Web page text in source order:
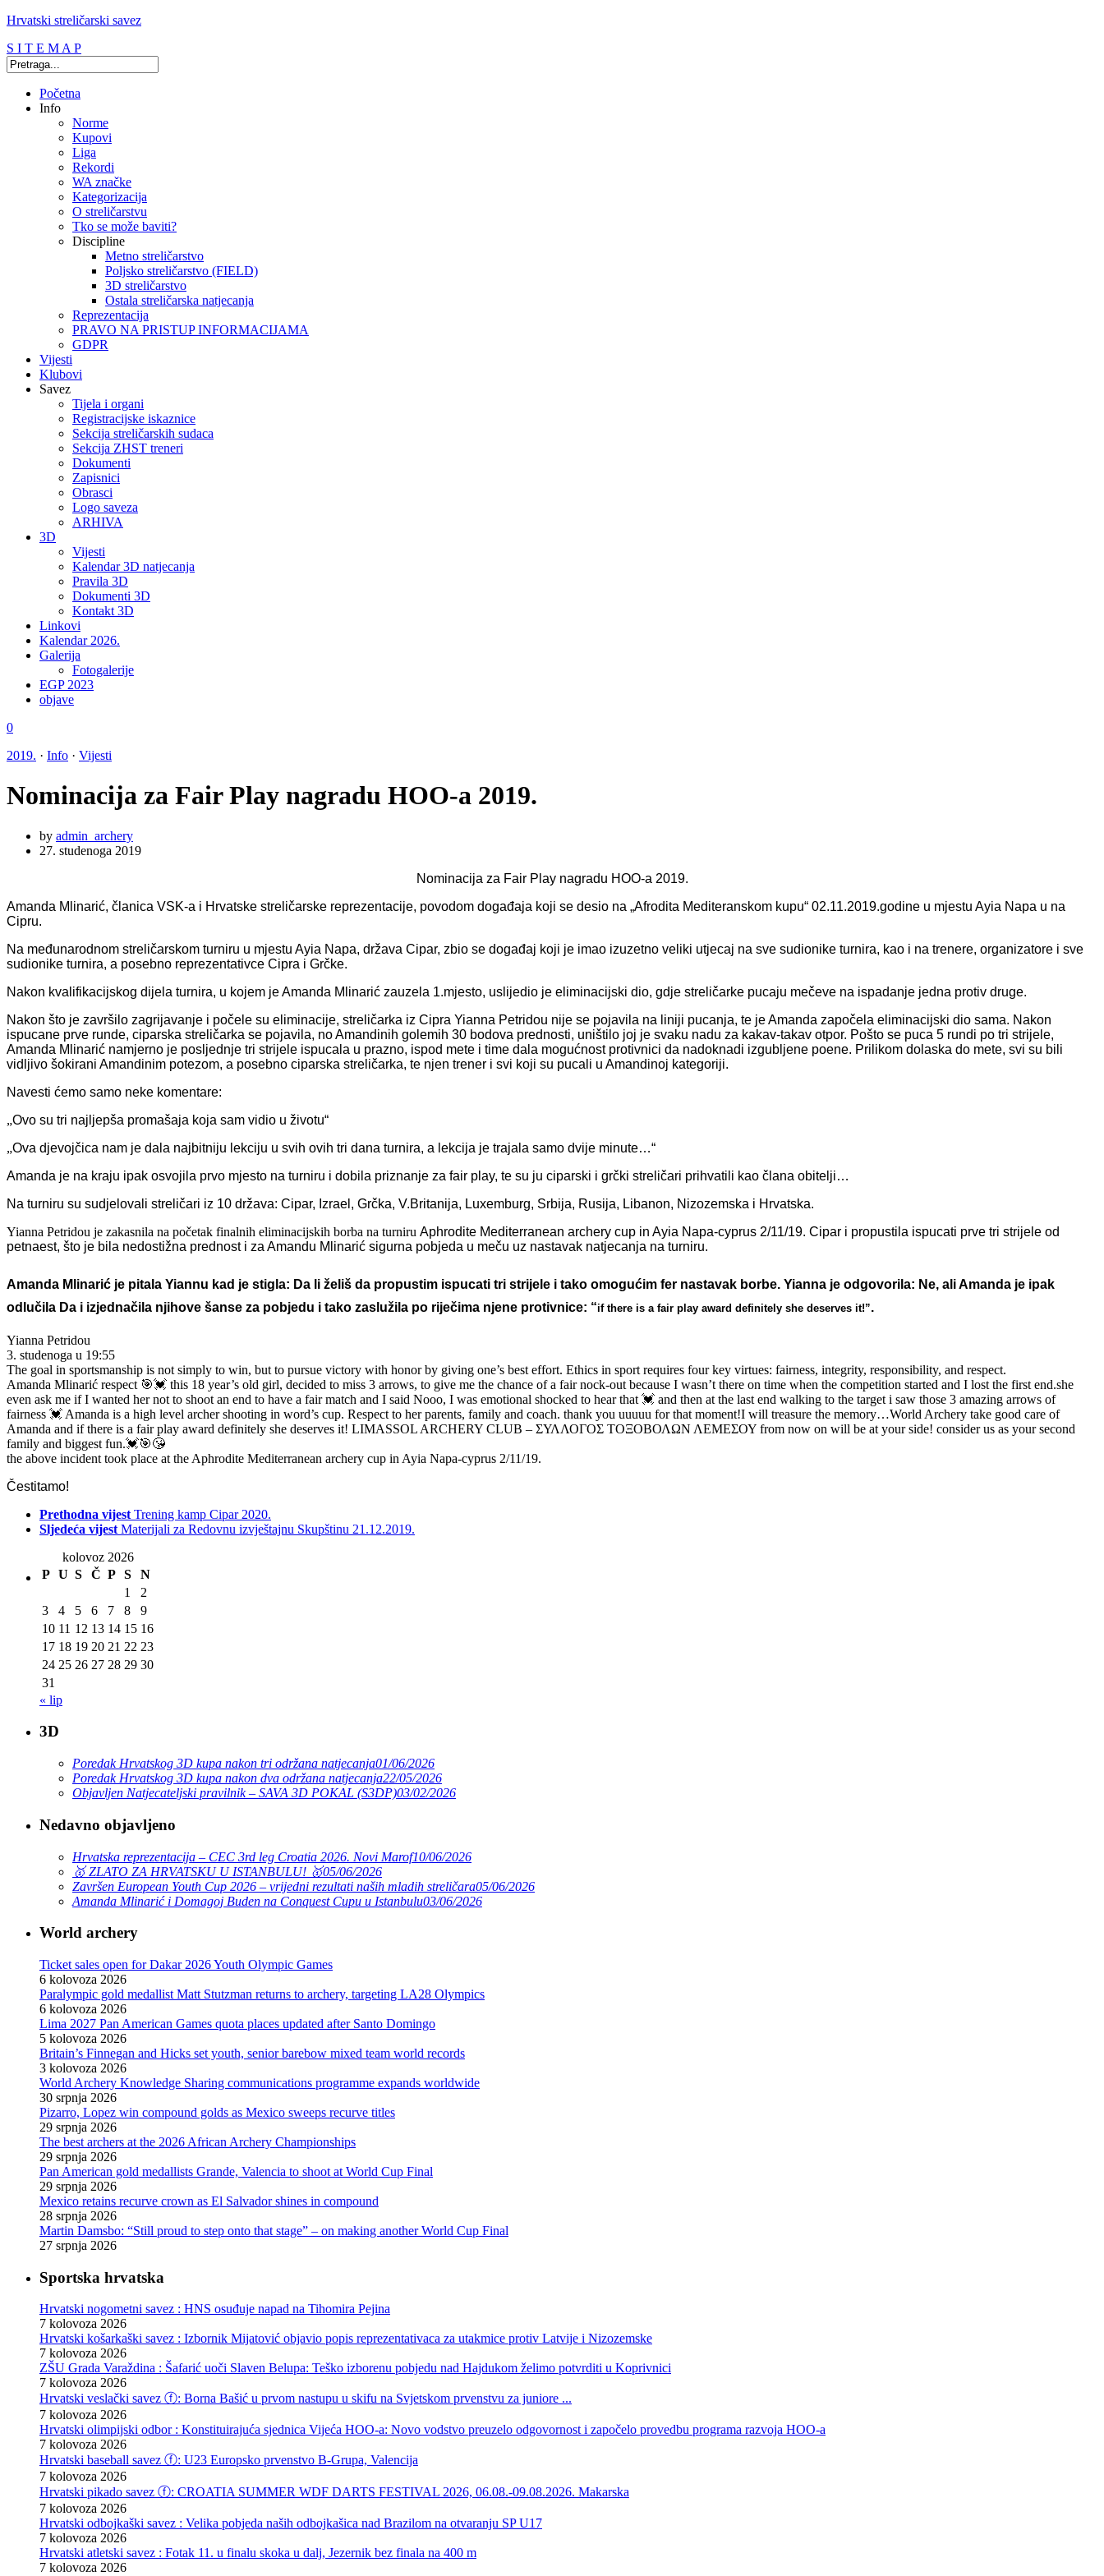
Hrvatski streličarski savez
S I T E M A P
Početna
Info
Norme
Kupovi
Liga
Rekordi
WA značke
Kategorizacija
O streličarstvu
Tko se može baviti?
Discipline
Metno streličarstvo
Poljsko streličarstvo (FIELD)
3D streličarstvo
Ostala streličarska natjecanja
Reprezentacija
PRAVO NA PRISTUP INFORMACIJAMA
GDPR
Vijesti
Klubovi
Savez
Tijela i organi
Registracijske iskaznice
Sekcija streličarskih sudaca
Sekcija ZHST treneri
Dokumenti
Zapisnici
Obrasci
Logo saveza
ARHIVA
3D
Vijesti
Kalendar 3D natjecanja
Pravila 3D
Dokumenti 3D
Kontakt 3D
Linkovi
Kalendar 2026.
Galerija
Fotogalerije
EGP 2023
objave
0
2019. · Info · Vijesti
Nominacija za Fair Play nagradu HOO-a 2019.
by admin_archery
27. studenoga 2019
Nominacija za Fair Play nagradu HOO-a 2019.
Amanda Mlinarić, članica VSK-a i Hrvatske streličarske reprezentacije, povodom događaja koji se desio na „Afrodita Mediteranskom kupu“ 02.11.2019.godine u mjestu Ayia Napa u na
Cipru.
Na međunarodnom streličarskom turniru u mjestu Ayia Napa, država Cipar, zbio se događaj koji je imao izuzetno veliki utjecaj na sve sudionike turnira, kao i na trenere, organizatore i sve
sudionike turnira, a posebno reprezentativce Cipra i Grčke.
Nakon kvalifikacijskog dijela turnira, u kojem je Amanda Mlinarić zauzela 1.mjesto, uslijedio je eliminacijski dio, gdje streličarke pucaju mečeve na ispadanje jedna protiv druge.
Nakon što je završilo zagrijavanje i počele su eliminacije, streličarka iz Cipra Yianna Petridou nije se pojavila na liniji pucanja, te je Amanda započela eliminacijski dio sama. Nakon
ispucane prve runde, ciparska streličarka se pojavila, no Amandinih golemih 30 bodova prednosti, uništilo joj je svaku nadu za kakav-takav otpor. Pošto se puca 5 rundi po tri strijele,
Amanda Mlinarić namjerno je posljednje tri strijele ispucala u prazno, ispod mete i time dala mogućnost protivnici da nadoknadi izgubljene poene. Prilikom dolaska do mete, svi su bili
vidljivo šokirani Amandinim potezom, a posebno ciparska streličarka, te njen trener i svi koji su pucali u Amandinoj kategoriji.
Navesti ćemo samo neke komentare:
„Ovo su tri najljepša promašaja koja sam vidio u životu“
„Ova djevojčica nam je dala najbitniju lekciju u svih ovih tri dana turnira, a lekcija je trajala samo dvije minute…“
Amanda je na kraju ipak osvojila prvo mjesto na turniru i dobila priznanje za fair play, te su ju ciparski i grčki streličari prihvatili kao člana obitelji…
Na turniru su sudjelovali streličari iz 10 država: Cipar, Izrael, Grčka, V.Britanija, Luxemburg, Srbija, Rusija, Libanon, Nizozemska i Hrvatska.
Yianna Petridou je zakasnila na početak finalnih eliminacijskih borba na turniru Aphrodite Mediterranean archery cup in Ayia Napa-cyprus 2/11/19. Cipar i propustila ispucati prve tri strijele od
petnaest, što je bila nedostižna prednost i za Amandu Mlinarić sigurna pobjeda u meču uz nastavak natjecanja na turniru.
Amanda Mlinarić je pitala Yiannu kad je stigla: Da li želiš da propustim ispucati tri strijele i tako omogućim fer nastavak borbe. Yianna je odgovorila: Ne, ali Amanda je ipak
odlučila Da i izjednačila njihove šanse za pobjedu i tako zaslužila po riječima njene protivnice: “if there is a fair play award definitely she deserves it!”.
Yianna Petridou
3. studenoga u 19:55
The goal in sportsmanship is not simply to win, but to pursue victory with honor by giving one’s best effort. Ethics in sport requires four key virtues: fairness, integrity, responsibility, and respect.
Amanda Mlinarić respect 🎯💓 this 18 year’s old girl, decided to miss 3 arrows, to give me the chance of a fair nock-out because I wasn’t there on time when the competition started and I lost the first end.she
even ask me if I wanted her not to shoot an end to have a fair match and I said Nooo, I was emotional shocked to hear that 💓 and then at the last end walking to the target i saw those 3 amazing arrows of
fairness 💓 Amanda is a high level archer shooting in word’s cup. Respect to her parents, family and coach. thank you uuuuu for that moment!I will treasure the memory…World Archery take good care of
Amanda and if there is a fair play award definitely she deserves it! LIMASSOL ARCHERY CLUB – ΣΥΛΛΟΓΟΣ ΤΟΞΟΒΟΛΩΝ ΛΕΜΕΣΟΥ from now on will be at your side! consider us as your second
family and biggest fun.💓🎯😘
the above incident took place at the Aphrodite Mediterranean archery cup in Ayia Napa-cyprus 2/11/19.
Čestitamo!
Prethodna vijest Trening kamp Cipar 2020.
Sljedeća vijest Materijali za Redovnu izvještajnu Skupštinu 21.12.2019.
kolovoz 2026
P U S Č P S
N
1
2
3
4 5 6 7 8
9
10 11 12 13 14 15 16
17 18 19 20 21 22 23
24 25 26 27 28 29 30
31
« lip
3D
Poredak Hrvatskog 3D kupa nakon tri održana natjecanja01/06/2026
Poredak Hrvatskog 3D kupa nakon dva održana natjecanja22/05/2026
Objavljen Natjecateljski pravilnik – SAVA 3D POKAL (S3DP)03/02/2026
Nedavno objavljeno
Hrvatska reprezentacija – CEC 3rd leg Croatia 2026. Novi Marof10/06/2026
🥇 ZLATO ZA HRVATSKU U ISTANBULU! 🥇05/06/2026
Završen European Youth Cup 2026 – vrijedni rezultati naših mladih streličara05/06/2026
Amanda Mlinarić i Domagoj Buden na Conquest Cupu u Istanbulu03/06/2026
World archery
Ticket sales open for Dakar 2026 Youth Olympic Games
6 kolovoza 2026
Paralympic gold medallist Matt Stutzman returns to archery, targeting LA28 Olympics
6 kolovoza 2026
Lima 2027 Pan American Games quota places updated after Santo Domingo
5 kolovoza 2026
Britain’s Finnegan and Hicks set youth, senior barebow mixed team world records
3 kolovoza 2026
World Archery Knowledge Sharing communications programme expands worldwide
30 srpnja 2026
Pizarro, Lopez win compound golds as Mexico sweeps recurve titles
29 srpnja 2026
The best archers at the 2026 African Archery Championships
29 srpnja 2026
Pan American gold medallists Grande, Valencia to shoot at World Cup Final
29 srpnja 2026
Mexico retains recurve crown as El Salvador shines in compound
28 srpnja 2026
Martin Damsbo: “Still proud to step onto that stage” – on making another World Cup Final
27 srpnja 2026
Sportska hrvatska
Hrvatski nogometni savez : HNS osuđuje napad na Tihomira Pejina
7 kolovoza 2026
Hrvatski košarkaški savez : Izbornik Mijatović objavio popis reprezentativaca za utakmice protiv Latvije i Nizozemske
7 kolovoza 2026
ZŠU Grada Varaždina : Šafarić uoči Slaven Belupa: Teško izborenu pobjedu nad Hajdukom želimo potvrditi u Koprivnici
7 kolovoza 2026
Hrvatski veslački savez ⓕ: Borna Bašić u prvom nastupu u skifu na Svjetskom prvenstvu za juniore ...
7 kolovoza 2026
Hrvatski olimpijski odbor : Konstituirajuća sjednica Vijeća HOO-a: Novo vodstvo preuzelo odgovornost i započelo provedbu programa razvoja HOO-a
7 kolovoza 2026
Hrvatski baseball savez ⓕ: U23 Europsko prvenstvo B-Grupa, Valencija
7 kolovoza 2026
Hrvatski pikado savez ⓕ: CROATIA SUMMER WDF DARTS FESTIVAL 2026, 06.08.-09.08.2026. Makarska
7 kolovoza 2026
Hrvatski odbojkaški savez : Velika pobjeda naših odbojkašica nad Brazilom na otvaranju SP U17
7 kolovoza 2026
Hrvatski atletski savez : Fotak 11. u finalu skoka u dalj, Jezernik bez finala na 400 m
7 kolovoza 2026